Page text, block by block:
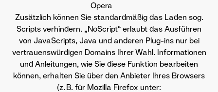
Opera
Zusätzlich können Sie standardmäßig das Laden sog.
Scripts verhindern. „NoScript“ erlaubt das Ausführen
von JavaScripts, Java und anderen Plug-ins nur bei
vertrauenswürdigen Domains Ihrer Wahl. Informationen
und Anleitungen, wie Sie diese Funktion bearbeiten
können, erhalten Sie über den Anbieter Ihres Browsers
(z. B. für Mozilla Firefox unter: